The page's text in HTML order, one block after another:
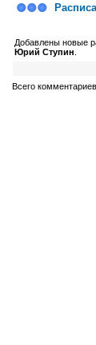
Добавлены новые
Юрий Ступин
Всего комментариев